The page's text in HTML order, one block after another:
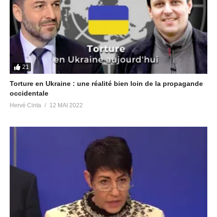
Articles similaires
Marcel D. s’attaque en 4-4-2
à Macron et Michel-Édouard
Leclerc
16 janvier 2022
Dans "Société"
Je viens vous parler de
démocratie mais de la vraie,
celle qui n’existe pas du
tout…
d’après eux : mon décodage
4 février 2024
Dans "Société"
21
Torture en Ukraine : une réalité bien loin de la propagande
occidentale
Hervé Cinta 12 MAI 2022